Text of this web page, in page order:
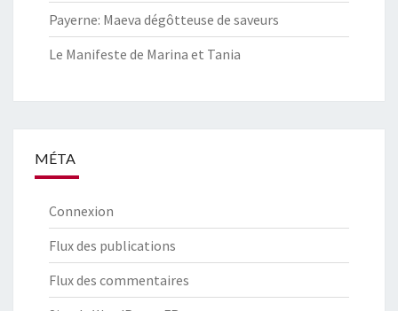
Payerne: Maeva dégôtteuse de saveurs
Le Manifeste de Marina et Tania
MÉTA
Connexion
Flux des publications
Flux des commentaires